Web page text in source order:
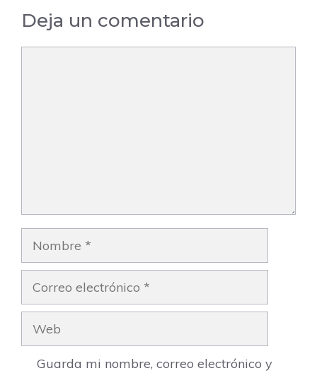
Deja un comentario
Nombre
Correo
electrónico
Web
Guarda mi nombre, correo electrónico y